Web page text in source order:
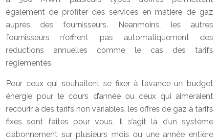
également de profiter des services en matière de gaz
auprès des fournisseurs. Néanmoins, les autres
fournisseurs n’offrent pas automatiquement des
réductions annuelles comme le cas des tarifs
réglementés.
Pour ceux qui souhaitent se fixer à l’avance un budget
énergie pour le cours d’année ou ceux qui aimeraient
recourir à des tarifs non variables, les offres de gaz à tarifs
fixes sont faites pour vous. Il s’agit là d’un système
d’abonnement sur plusieurs mois ou une année entière